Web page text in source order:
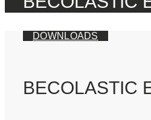
DOWNLOADS
BECOLASTIC